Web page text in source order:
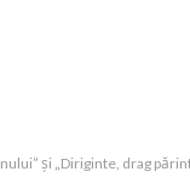
și „Diriginte, drag